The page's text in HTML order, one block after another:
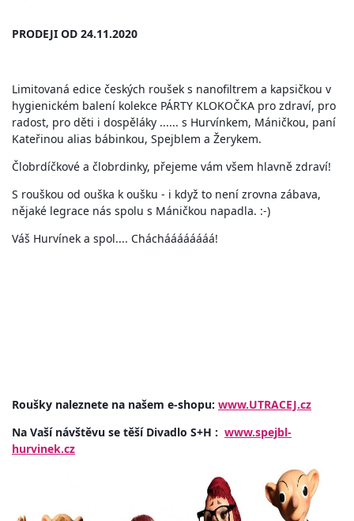
PRODEJI OD 24.11.2020
Limitovaná edice českých roušek s nanofiltrem a kapsičkou v
hygienickém balení kolekce PÁRTY KLOKOČKA pro zdraví, pro
radost, pro děti i dospěláky ...... s Hurvínkem, Máničkou, paní
Kateřinou alias bábinkou, Spejblem a Žerykem.
Člobrdíčkové a člobrdinky, přejeme vám všem hlavně zdraví!
S rouškou od ouška k oušku - i když to není zrovna zábava,
nějaké legrace nás spolu s Máničkou napadla. :-)
Váš Hurvínek a spol.... Chácháááááááá!
Roušky naleznete na našem e-shopu: www.UTRACEJ.cz
Na Vaší návštěvu se těší Divadlo S+H : www.spejbl-
hurvinek.cz